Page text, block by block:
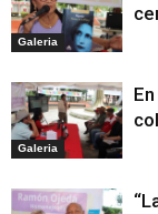
Galeria
Galeria